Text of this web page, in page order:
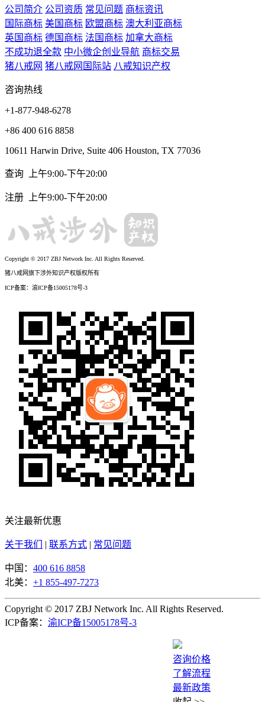
公司简介 公司资质 常见问题 商标资讯
国际商标 美国商标 欧盟商标 澳大利亚商标
英国商标 德国商标 法国商标 加拿大商标
不成功退全款 中小微企创业导航 商标交易
猪八戒网 猪八戒网国际站 八戒知识产权
咨询热线
+1-877-948-6278
+86 400 616 8858
10611 Harwin Drive, Suite 406 Houston, TX 77036
查询 上午9:00-下午20:00
注册 上午9:00-下午20:00
Copyright © 2017 ZBJ Network Inc. All Rights Reserved.
猪八戒网旗下涉外知识产权版权所有
ICP备案：渝ICP备15005178号-3
关注最新优惠
关于我们 | 联系方式 | 常见问题
中国： 400 616 8858
北美： +1 855-497-7273
Copyright © 2017 ZBJ Network Inc. All Rights Reserved.
ICP备案： 渝ICP备15005178号-3
咨询价格
了解流程
最新政策